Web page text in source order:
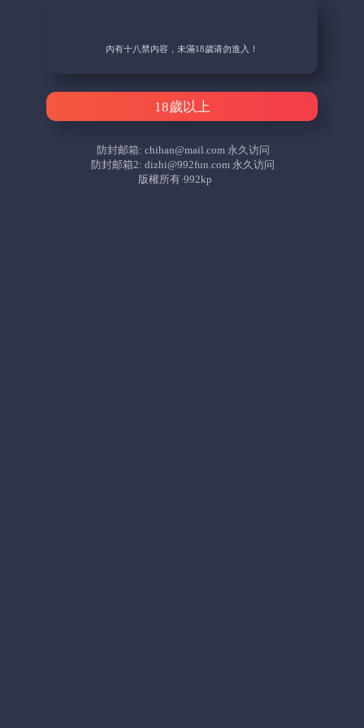
內有十八禁內容，未滿18歲请勿進入！
18歲以上
防封邮箱: chihan@mail.com永久访问
防封邮箱2:dizhi@992fun.com 永久访问
版權所有·992kp